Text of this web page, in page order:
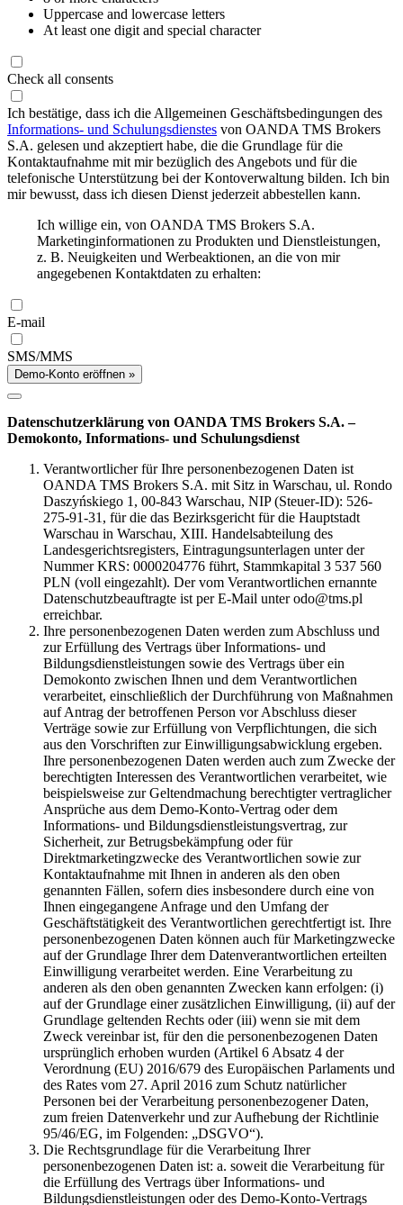
Uppercase and lowercase letters
At least one digit and special character
Check all consents
Ich bestätige, dass ich die Allgemeinen Geschäftsbedingungen des
Informations- und Schulungsdienstes von OANDA TMS Brokers
S.A. gelesen und akzeptiert habe, die die Grundlage für die
Kontaktaufnahme mit mir bezüglich des Angebots und für die
telefonische Unterstützung bei der Kontoverwaltung bilden. Ich bin
mir bewusst, dass ich diesen Dienst jederzeit abbestellen kann.
Ich willige ein, von OANDA TMS Brokers S.A.
Marketinginformationen zu Produkten und Dienstleistungen,
z. B. Neuigkeiten und Werbeaktionen, an die von mir
angegebenen Kontaktdaten zu erhalten:
E-mail
SMS/MMS
Demo-Konto eröffnen »
Datenschutzerklärung von OANDA TMS Brokers S.A. –
Demokonto, Informations- und Schulungsdienst
Verantwortlicher für Ihre personenbezogenen Daten ist
OANDA TMS Brokers S.A. mit Sitz in Warschau, ul. Rondo
Daszyńskiego 1, 00-843 Warschau, NIP (Steuer-ID): 526-
275-91-31, für die das Bezirksgericht für die Hauptstadt
Warschau in Warschau, XIII. Handelsabteilung des
Landesgerichtsregisters, Eintragungsunterlagen unter der
Nummer KRS: 0000204776 führt, Stammkapital 3 537 560
PLN (voll eingezahlt). Der vom Verantwortlichen ernannte
Datenschutzbeauftragte ist per E-Mail unter odo@tms.pl
erreichbar.
Ihre personenbezogenen Daten werden zum Abschluss und
zur Erfüllung des Vertrags über Informations- und
Bildungsdienstleistungen sowie des Vertrags über ein
Demokonto zwischen Ihnen und dem Verantwortlichen
verarbeitet, einschließlich der Durchführung von Maßnahmen
auf Antrag der betroffenen Person vor Abschluss dieser
Verträge sowie zur Erfüllung von Verpflichtungen, die sich
aus den Vorschriften zur Einwilligungsabwicklung ergeben.
Ihre personenbezogenen Daten werden auch zum Zwecke der
berechtigten Interessen des Verantwortlichen verarbeitet, wie
beispielsweise zur Geltendmachung berechtigter vertraglicher
Ansprüche aus dem Demo-Konto-Vertrag oder dem
Informations- und Bildungsdienstleistungsvertrag, zur
Sicherheit, zur Betrugsbekämpfung oder für
Direktmarketingzwecke des Verantwortlichen sowie zur
Kontaktaufnahme mit Ihnen in anderen als den oben
genannten Fällen, sofern dies insbesondere durch eine von
Ihnen eingegangene Anfrage und den Umfang der
Geschäftstätigkeit des Verantwortlichen gerechtfertigt ist. Ihre
personenbezogenen Daten können auch für Marketingzwecke
auf der Grundlage Ihrer dem Datenverantwortlichen erteilten
Einwilligung verarbeitet werden. Eine Verarbeitung zu
anderen als den oben genannten Zwecken kann erfolgen: (i)
auf der Grundlage einer zusätzlichen Einwilligung, (ii) auf der
Grundlage geltenden Rechts oder (iii) wenn sie mit dem
Zweck vereinbar ist, für den die personenbezogenen Daten
ursprünglich erhoben wurden (Artikel 6 Absatz 4 der
Verordnung (EU) 2016/679 des Europäischen Parlaments und
des Rates vom 27. April 2016 zum Schutz natürlicher
Personen bei der Verarbeitung personenbezogener Daten,
zum freien Datenverkehr und zur Aufhebung der Richtlinie
95/46/EG, im Folgenden: „DSGVO“).
Die Rechtsgrundlage für die Verarbeitung Ihrer
personenbezogenen Daten ist: a. soweit die Verarbeitung für
die Erfüllung des Vertrags über Informations- und
Bildungsdienstleistungen oder des Demo-Konto-Vertrags